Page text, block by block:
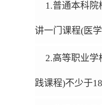
1.普通本科院
讲一门课程(医
2.高等职业学
践课程)不少于